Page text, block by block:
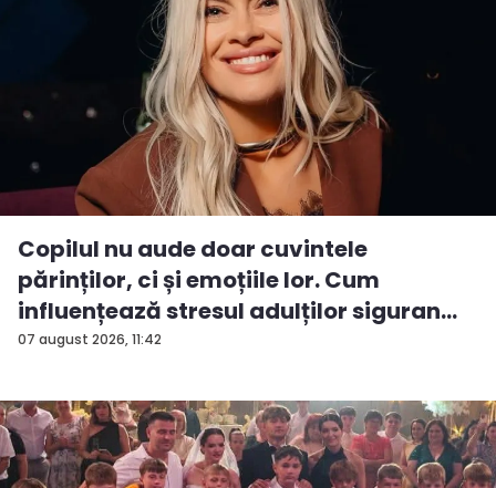
07 august 2026, 11:42
Copilul nu aude doar cuvintele
părinților, ci și emoțiile lor. Cum
influențează stresul adulților siguran...